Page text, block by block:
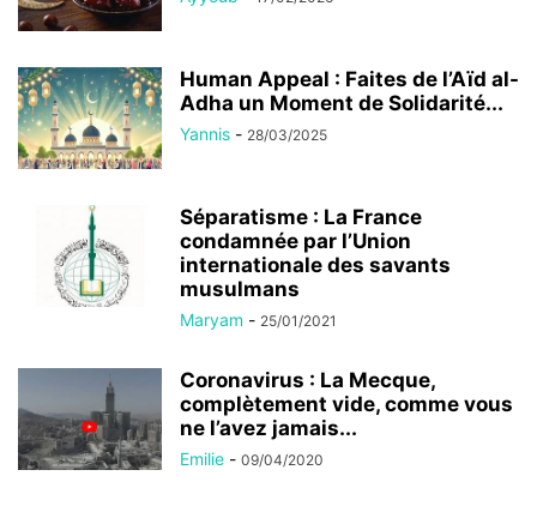
Human Appeal : Faites de l’Aïd al-
Adha un Moment de Solidarité...
Yannis - 28/03/2025
Séparatisme : La France
condamnée par l’Union
internationale des savants
musulmans
Maryam - 25/01/2021
Coronavirus : La Mecque,
complètement vide, comme vous
ne l’avez jamais...
Emilie - 09/04/2020